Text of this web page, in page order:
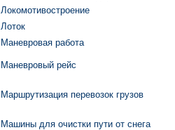
Локомотивостроение
Лоток
Маневровая работа
Маневровый рейс
Маршрутизация перевозок грузов
Машины для очистки пути от снега